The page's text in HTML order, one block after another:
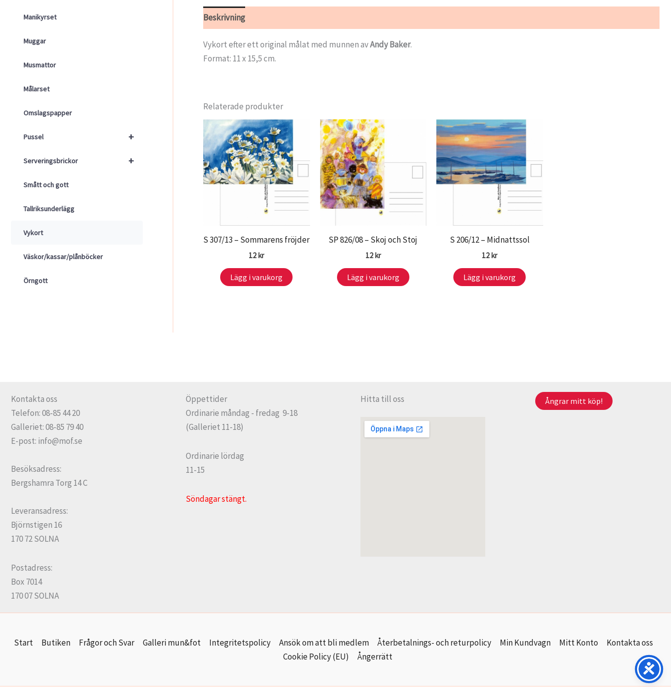
Manikyrset
Muggar
Musmattor
Målarset
Omslagspapper
+
Pussel
+
Serveringsbrickor
Smått och gott
Tallriksunderlägg
Vykort
Väskor/kassar/plånböcker
Örngott
Beskrivning
Vykort efter ett original målat med munnen avAndy Baker.
Format: 11 x 15,5 cm.
Relaterade produkter
S 307/13 – Sommarens fröjder
12 kr
Lägg i varukorg
SP 826/08 – Skoj och Stoj
12 kr
Lägg i varukorg
S 206/12 – Midnattssol
12 kr
Lägg i varukorg
Kontakta oss
Telefon: 08-85 44 20
Galleriet: 08-85 79 40
E-post: info@mof.se
Besöksadress:
Bergshamra Torg 14 C
Leveransadress:
Björnstigen 16
170 72 SOLNA
Postadress:
Box 7014
170 07 SOLNA
Öppettider
Ordinarie måndag - fredag 9-18
(Galleriet 11-18)
Ordinarie lördag
11-15
Söndagar stängt.
Hitta till oss Ångrar mitt köp!
Start Butiken Frågor och Svar Galleri mun&fot Integritetspolicy Ansök om att bli medlem Återbetalnings- och returpolicy Min Kundvagn Mitt Konto
Kontakta oss
Cookie Policy (EU)
Ångerrätt